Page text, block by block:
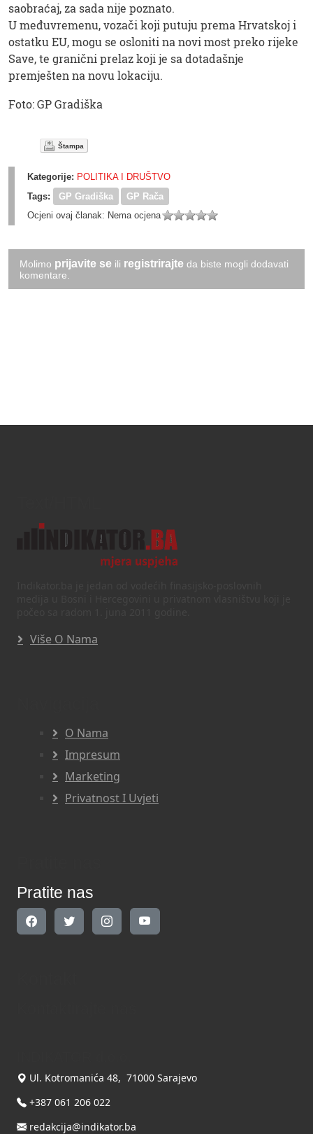
saobraćaj, za sada nije poznato.
U međuvremenu, vozači koji putuju prema Hrvatskoj i
ostatku EU, mogu se osloniti na novi most preko rijeke
Save, te granični prelaz koji je sa dotadašnje
premješten na novu lokaciju.
Foto: GP Gradiška
Štampa
Kategorije: POLITIKA I DRUŠTVO
Tags:
GP Gradiška
GP Rača
Ocjeni ovaj članak: Nema ocjena
Molimo prijavite se ili registrirajte da biste mogli dodavati
komentare.
Više O Nama
O Nama
Impresum
Marketing
Privatnost I Uvjeti
Pratite nas
Ul. Kotromanića 48, 71000 Sarajevo
+387 061 206 022
redakcija@indikator.ba